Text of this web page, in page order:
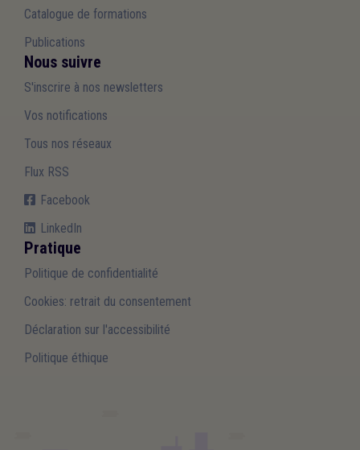
Catalogue de formations
Publications
Nous suivre
S'inscrire à nos newsletters
Vos notifications
Tous nos réseaux
Flux RSS
Facebook
LinkedIn
Pratique
Politique de confidentialité
Cookies: retrait du consentement
Déclaration sur l'accessibilité
Politique éthique